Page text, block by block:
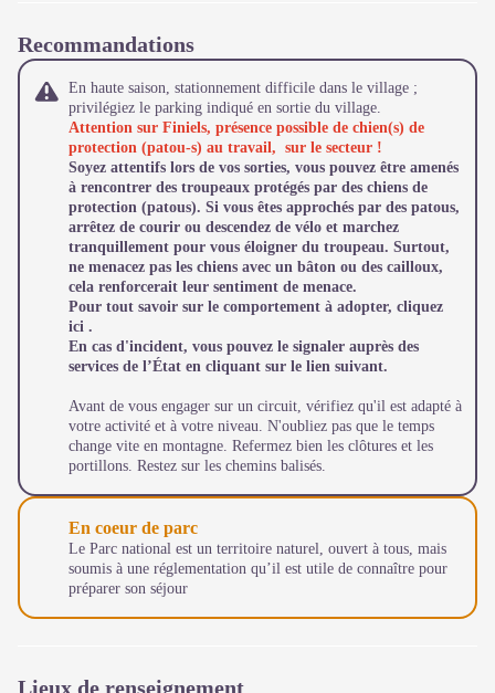
Recommandations
En haute saison, stationnement difficile dans le village ;
privilégiez le parking indiqué en sortie du village.
Attention sur Finiels, présence possible de chien(s) de
protection (patou-s) au travail, sur le secteur !
Soyez attentifs lors de vos sorties, vous pouvez être amenés
à rencontrer des troupeaux protégés par des chiens de
protection (patous). Si vous êtes approchés par des patous,
arrêtez de courir ou descendez de vélo et marchez
tranquillement pour vous éloigner du troupeau. Surtout,
ne menacez pas les chiens avec un bâton ou des cailloux,
cela renforcerait leur sentiment de menace.
Pour tout savoir sur le comportement à adopter, cliquez
ici .
En cas d'incident, vous pouvez le signaler auprès des
services de l’État en cliquant sur le lien suivant.
Avant de vous engager sur un circuit, vérifiez qu'il est adapté à
votre activité et à votre niveau. N'oubliez pas que le temps
change vite en montagne. Refermez bien les clôtures et les
portillons. Restez sur les chemins balisés.
En coeur de parc
Le Parc national est un territoire naturel, ouvert à tous, mais
soumis à une réglementation qu’il est utile de connaître pour
préparer son séjour
Lieux de renseignement